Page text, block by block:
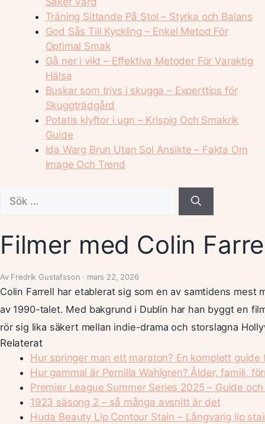
Träning Sittande På Stol – Styrka och Balans
God Sås Till Kyckling – Enkel Metod För
Optimal Smak
Gå ner i vikt – Effektiva Metoder För Varaktig
Hälsa
Buskar som trivs i skugga – Experttips för
Skuggträdgård
Potatis klyftor i ugn – Krispig Och Smakrik
Guide
Ida Warg Brun Utan Sol Ansikte – Fakta Om
Image Och Trend
efter:
Filmer med Colin
Av Fredrik Gustafsson · mars 22, 2026
Colin Farrell har etablerat sig som en av samtidens mest
av 1990-talet. Med bakgrund i Dublin har han byggt en
rör sig lika säkert mellan indie-drama och storslagna
Relaterat
Hur springer man ett maraton? En komplett guide
Hur gammal är Pernilla Wahlgren? Ålder, familj,
Premier League Summer Series 2025 – Guide
1923 säsong 2 – så många avsnitt är det
Huda Beauty Lip Contour Stain – Långvarig lip